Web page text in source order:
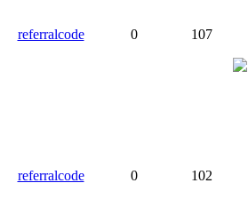
referralcode 0 107
referralcode 0 102